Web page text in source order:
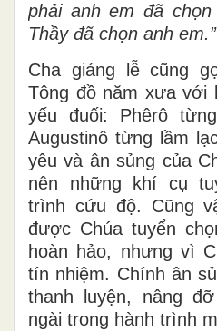
phải anh em đã
Thầy đã chọn anh em.”
Cha giảng lễ cũng
Tông đồ năm xưa với
yếu đuối: Phêrô
Augustinô từng lầm
yêu và ân sủng của
nên những khí cụ
trình cứu độ. Cũng
được Chúa tuyển
hoàn hảo, nhưng vì
tín nhiệm. Chính ân
thanh luyện, nâng
ngài trong hành trình